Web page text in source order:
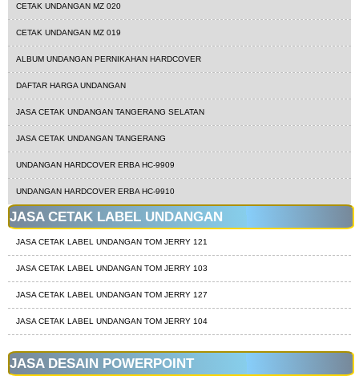
CETAK UNDANGAN MZ 020
CETAK UNDANGAN MZ 019
ALBUM UNDANGAN PERNIKAHAN HARDCOVER
DAFTAR HARGA UNDANGAN
JASA CETAK UNDANGAN TANGERANG SELATAN
JASA CETAK UNDANGAN TANGERANG
UNDANGAN HARDCOVER ERBA HC-9909
UNDANGAN HARDCOVER ERBA HC-9910
JASA CETAK LABEL UNDANGAN
JASA CETAK LABEL UNDANGAN TOM JERRY 121
JASA CETAK LABEL UNDANGAN TOM JERRY 103
JASA CETAK LABEL UNDANGAN TOM JERRY 127
JASA CETAK LABEL UNDANGAN TOM JERRY 104
JASA DESAIN POWERPOINT